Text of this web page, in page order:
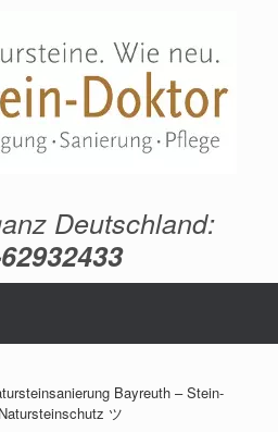
Deutschland:
Bayreuth – Stein-
ツ